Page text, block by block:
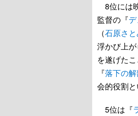
8位には
監督の『
（石原さ
浮かび上
を遂げた
『落下の
会的役割
5位は『